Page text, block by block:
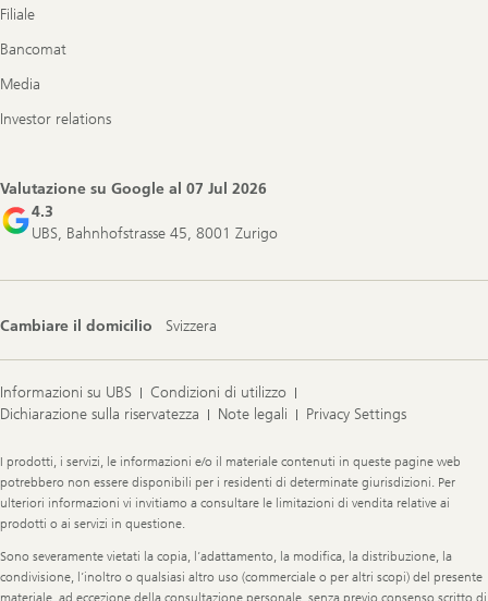
Filiale
Bancomat
Media
Investor relations
Valutazione su Google al 07 Jul 2026
4.3
UBS, Bahnhofstrasse 45, 8001 Zurigo
Cambiare il domicilio Svizzera
Informazioni su UBS
Condizioni di utilizzo
Dichiarazione sulla riservatezza
Note legali Privacy Settings
Legal
Information
I prodotti, i servizi, le informazioni e/o il materiale contenuti in queste pagine web
potrebbero non essere disponibili per i residenti di determinate giurisdizioni. Per
ulteriori informazioni vi invitiamo a consultare le limitazioni di vendita relative ai
prodotti o ai servizi in questione.
Sono severamente vietati la copia, l’adattamento, la modifica, la distribuzione, la
condivisione, l’inoltro o qualsiasi altro uso (commerciale o per altri scopi) del presente